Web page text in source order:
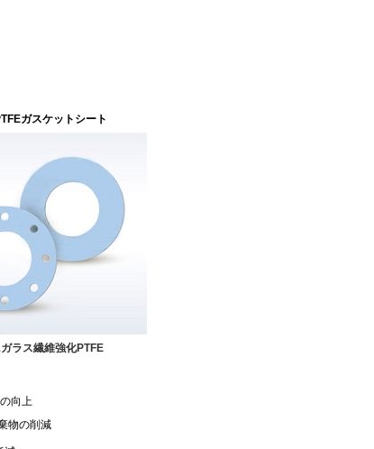
ガスケットシート
ラス繊維強化PTFE
向上
物の削減